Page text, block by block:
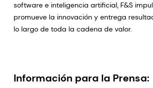
software e inteligencia artificial, F&S
promueve la innovación y entrega
lo largo de toda la cadena de valor.
Información para la Prensa: